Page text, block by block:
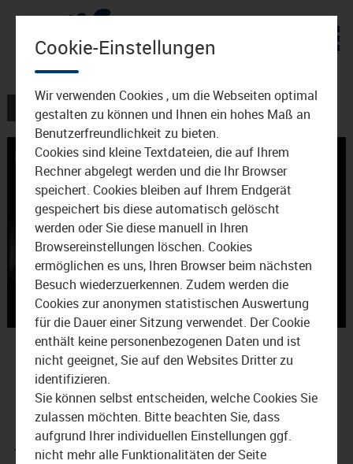
VERANSTALTUNGEN
Video
Irish Folkband Liadan
gastiert in Waldkraiburg –
Konzertankündigung
31. März 2015
Cookie-Einstellungen
Wir verwenden Cookies , um die Webseiten optimal
gestalten zu können und Ihnen ein hohes Maß an
Benutzerfreundlichkeit zu bieten.
Cookies sind kleine Textdateien, die auf Ihrem
Rechner abgelegt werden und die Ihr Browser
speichert. Cookies bleiben auf Ihrem Endgerät
gespeichert bis diese automatisch gelöscht
werden oder Sie diese manuell in Ihren
Browsereinstellungen löschen. Cookies
ermöglichen es uns, Ihren Browser beim nächsten
Besuch wiederzuerkennen. Zudem werden die
Cookies zur anonymen statistischen Auswertung
für die Dauer einer Sitzung verwendet. Der Cookie
enthält keine personenbezogenen Daten und ist
nicht geeignet, Sie auf den Websites Dritter zu
identifizieren.
Sie können selbst entscheiden, welche Cookies Sie
zulassen möchten. Bitte beachten Sie, dass
aufgrund Ihrer individuellen Einstellungen ggf.
nicht mehr alle Funktionalitäten der Seite